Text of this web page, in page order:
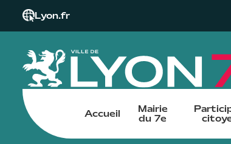
Lyon.fr
Accueil
Mairie
du 7e